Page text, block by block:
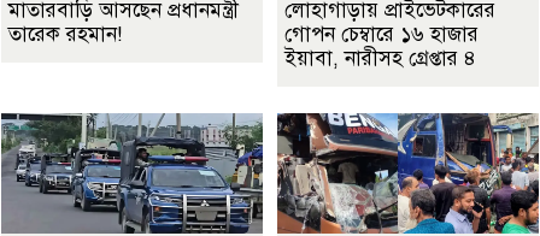
মাতারবাড়ি আসছেন প্রধানমন্ত্রী
তারেক রহমান!
লোহাগাড়ায় প্রাইভেটকারের
গোপন চেম্বারে ১৬ হাজার
ইয়াবা, নারীসহ গ্রেপ্তার ৪